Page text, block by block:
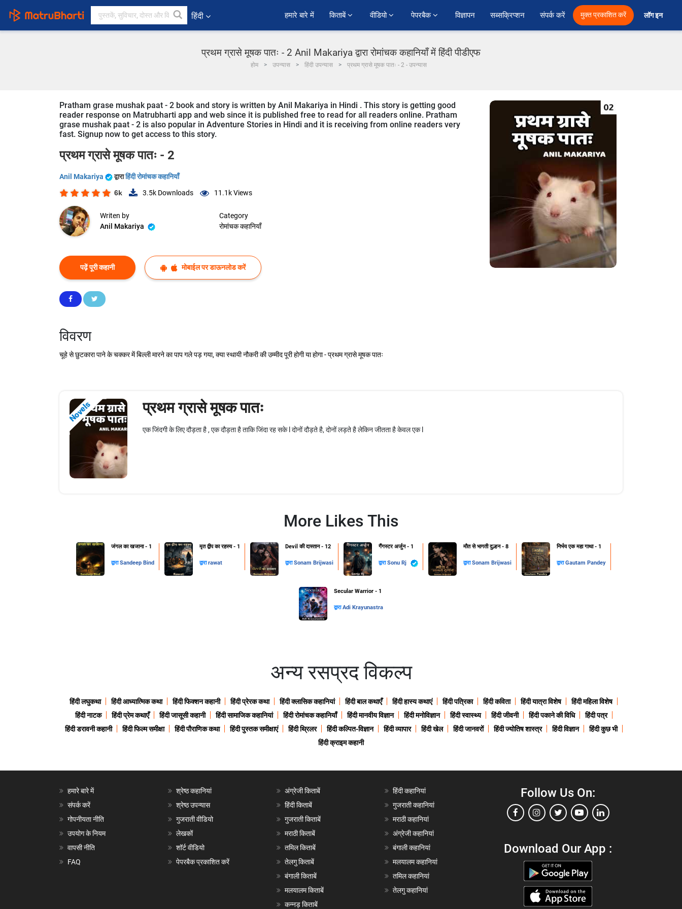
हिंदी हमारे बारे में किताबें वीडियो पेपरबैक विज्ञापन सब्सक्रिप्शन संपर्क करें मुक्त प्रकाशित करें लॉग इन
प्रथम ग्रासे मूषक पातः - 2 Anil Makariya द्वारा रोमांचक कहानियाँ में हिंदी पीडीएफ
होम उपन्यास हिंदी उपन्यास प्रथम ग्रासे मूषक पातः - 2 - उपन्यास
Pratham grase mushak paat - 2 book and story is written by Anil Makariya in Hindi . This story is getting good
reader response on Matrubharti app and web since it is published free to read for all readers online. Pratham
grase mushak paat - 2 is also popular in Adventure Stories in Hindi and it is receiving from online readers very
fast. Signup now to get access to this story.
प्रथम ग्रासे मूषक पातः - 2
Anil Makariya द्वाराहिंदी रोमांचक कहानियाँ
6k 3.5k Downloads 11.1kViews
Writen by
Anil Makariya
Category
रोमांचक कहानियाँ
पढ़ें पूरी कहानी मोबाईल पर डाऊनलोड करें
विवरण
चूहे से छुटकारा पाने के चक्कर में बिल्ली मारने का पाप गले पड़ गया, क्या स्थायी नौकरी की उम्मीद पूरी होगी या होगा - प्रथम ग्रासे मूषक पातः
Novels प्रथम ग्रासे मूषक पातः
एक जिंदगी के लिए दौड़ता है , एक दौड़ता है ताकि जिंदा रह सके l दोनों दौड़ते है, दोनों लड़ते है लेकिन जीतता है केवल एक l
More Likes This
जंगल का खजाना - 1
द्वाराSandeep Bind
मृत द्वीप का रहस्य - 1
द्वाराrawat
Devil की दास्तान - 12
द्वाराSonam Brijwasi
गैंगस्टर अर्जुन - 1
द्वाराSonu Rj
मौत से भागती दुल्हन - 8
द्वाराSonam Brijwasi
निर्भय एक महा गाथा - 1
द्वाराGautam Pandey
Secular Warrior - 1
द्वाराAdi Krayunastra
अन्य रसप्रद विकल्प
हिंदी लघुकथा हिंदी आध्यात्मिक कथा हिंदी फिक्शन कहानी हिंदी प्रेरक कथा हिंदी क्लासिक कहानियां हिंदी बाल कथाएँ हिंदी हास्य कथाएं हिंदी पत्रिका हिंदी कविता हिंदी यात्रा विशेष
हिंदी महिला विशेष
हिंदी नाटक
हिंदी प्रेम कथाएँ हिंदी जासूसी कहानी हिंदी सामाजिक कहानियां हिंदी रोमांचक कहानियाँ हिंदी मानवीय विज्ञान हिंदी मनोविज्ञान हिंदी स्वास्थ्य हिंदी जीवनी हिंदी पकाने की विधि
हिंदी पत्र
हिंदी डरावनी कहानी
हिंदी फिल्म समीक्षा हिंदी पौराणिक कथा हिंदी पुस्तक समीक्षाएं हिंदी थ्रिलर हिंदी कल्पित-विज्ञान हिंदी व्यापार हिंदी खेल हिंदी जानवरों हिंदी ज्योतिष शास्त्र हिंदी विज्ञान
हिंदी कुछ भी
हिंदी क्राइम कहानी
हमारे बारे में
संपर्क करें
गोपनीयता नीति
उपयोग के नियम
वापसी नीति
FAQ
श्रेष्ठ कहानियां
श्रेष्ठ उपन्यास
गुजराती वीडियो
लेखकों
शॉर्ट वीडियो
पेपरबैक प्रकाशित करें
अंग्रेजी किताबें
हिंदी किताबें
गुजराती किताबें
मराठी किताबें
तमिल किताबें
तेलगु किताबें
बंगाली किताबें
मलयालम किताबें
कन्नड़ किताबें
हिंदी कहानियां
गुजराती कहानियां
मराठी कहानियां
अंग्रेजी कहानियां
बंगाली कहानियां
मलयालम कहानियां
तमिल कहानियां
तेलगु कहानियां
Follow Us On:
Download Our App :